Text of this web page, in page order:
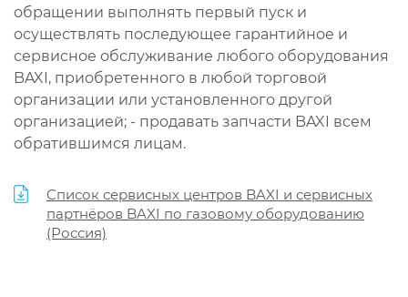
обращении выполнять первый пуск и
осуществлять последующее гарантийное и
сервисное обслуживание любого оборудования
BAXI, приобретенного в любой торговой
организации или установленного другой
организацией; - продавать запчасти BAXI всем
обратившимся лицам.
Список сервисных центров BAXI и сервисных
партнёров BAXI по газовому оборудованию
(Россия)